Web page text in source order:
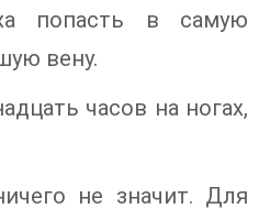
попасть в самую
вену.
часов на ногах,
не значит. Для